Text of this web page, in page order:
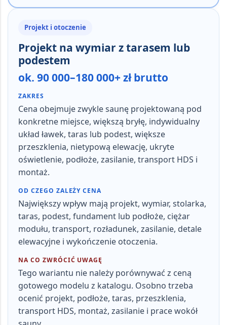
Projekt i otoczenie
Projekt na wymiar z tarasem lub
podestem
ok. 90 000–180 000+ zł brutto
ZAKRES
Cena obejmuje zwyklesaunę projektowaną pod
konkretne miejsce, większą bryłę, indywidualny
układ ławek, taras lub podest, większe
przeszklenia, nietypową elewację, ukryte
oświetlenie, podłoże, zasilanie, transport HDS i
montaż.
OD CZEGO ZALEŻY CENA
Największy wpływ mają projekt, wymiar, stolarka,
taras, podest, fundament lub podłoże, ciężar
modułu, transport, rozładunek, zasilanie, detale
elewacyjne i wykończenie otoczenia.
NA CO ZWRÓCIĆ UWAGĘ
Tego wariantu nie należy porównywać z ceną
gotowego modelu z katalogu. Osobno trzeba
ocenić projekt, podłoże, taras, przeszklenia,
transport HDS, montaż, zasilanie i prace wokół